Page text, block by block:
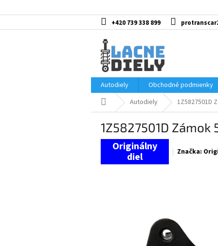
na
+420 739 338 899
Autodiely
Obchodné podmienky
DomovAutodiely 1Z5827501D
1Z5827501D Zámok
Značka: